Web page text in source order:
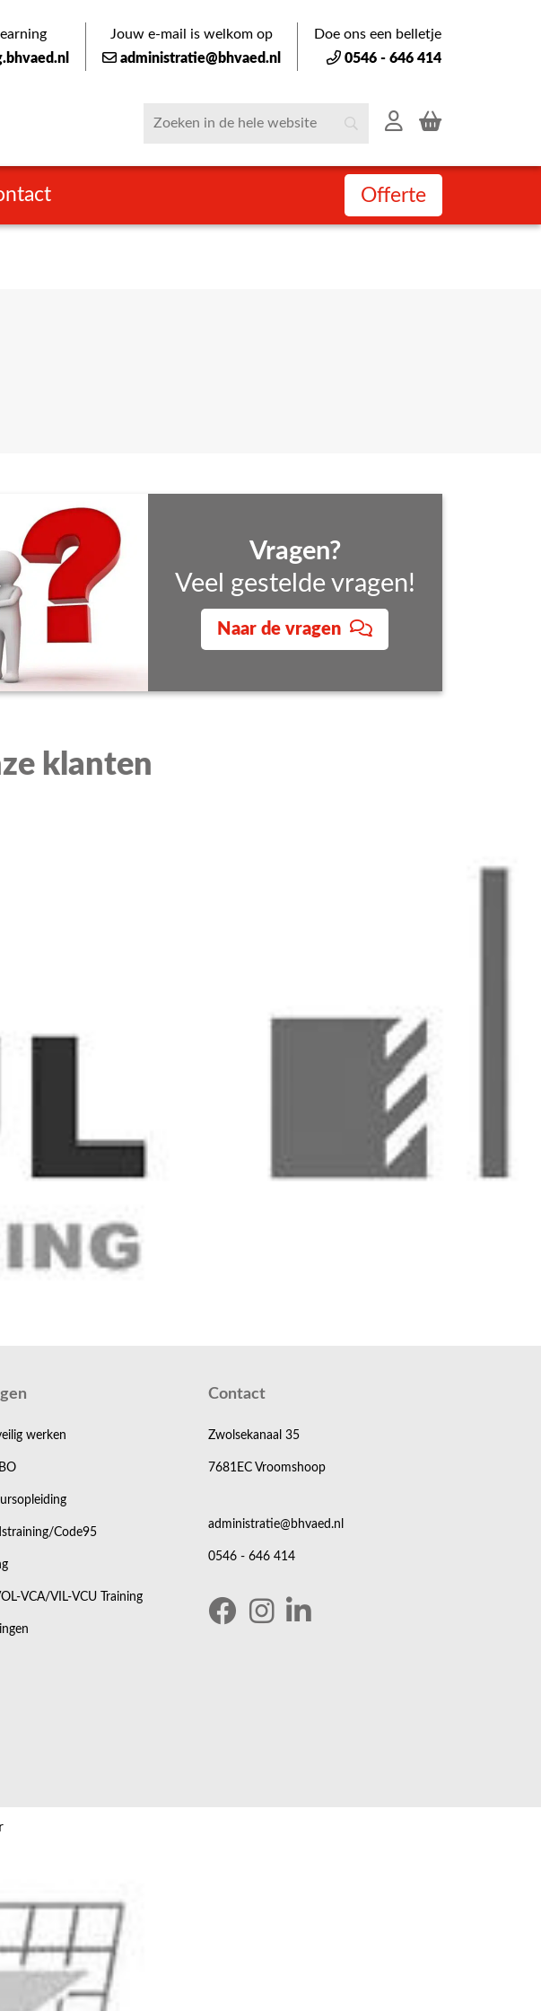
Jouw e-mail is welkom op
administratie@bhvaed.nl
Doe ons een belletje
0546 - 646 414
Offerte
Vragen?
Veel gestelde vragen!
Naar de vragen
klanten
werken
Code95
VCA/VIL-VCU Training
Contact
Zwolsekanaal 35
7681EC Vroomshoop
administratie@bhvaed.nl
0546 - 646 414